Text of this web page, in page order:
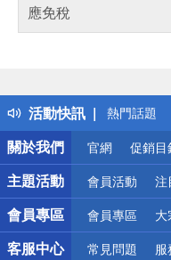
應免稅
活動快訊
得獎公告
熱門話題
銀行優惠
偏遠地區配
詐騙網頁
關於我們
官網 促銷目
主題活動 會員活動 注
會員專區 會員專區
客服中心 常見問題